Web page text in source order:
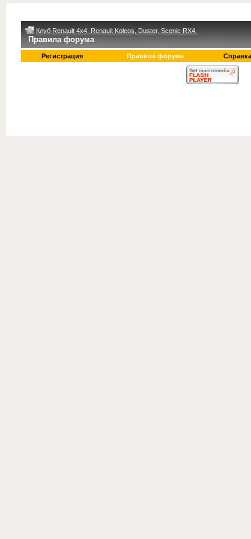
Клуб Renault 4x4: Renault Koleos, Duster, Scenic RX4.
Правила форума
Регистрация Правила форума Справка